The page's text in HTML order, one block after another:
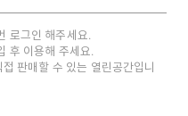
로그인 해주세요.
후 이용해 주세요.
판매할 수 있는 열린공간입니